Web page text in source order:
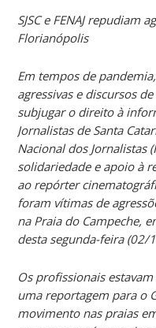
SJSC e FENAJ repudiam
Florianópolis
Em tempos de
agressivas e discursos
subjugar o direito à
Jornalistas de Santa
Nacional dos Jornalistas
solidariedade e apoio à
ao repórter
foram vítimas de
na Praia do Campeche,
desta segunda-feira (02/
Os profissionais
uma reportagem para o
movimento nas praias